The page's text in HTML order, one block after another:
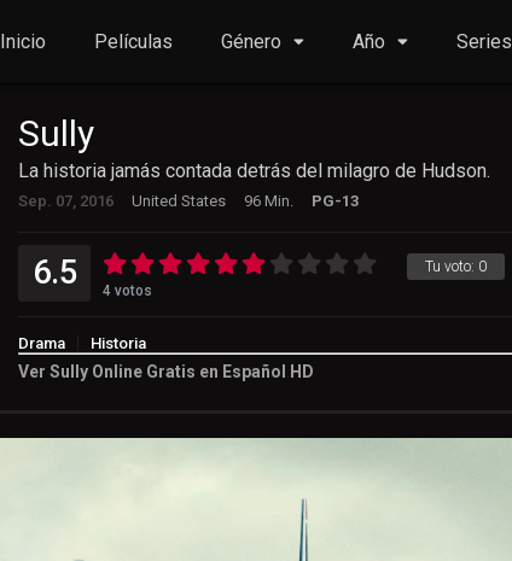
Inicio Películas Género Año Series
Sully
La historia jamás contada detrás del milagro de Hudson.
Sep. 07, 2016 United States 96 Min. PG-13
Tu voto: 0
6.5 4 votos
Drama Historia
Ver Sully Online Gratis en Español HD